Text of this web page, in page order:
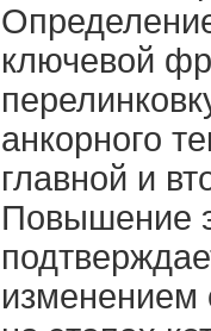
ключевой
анкорного
главной и
Повышение
изменением